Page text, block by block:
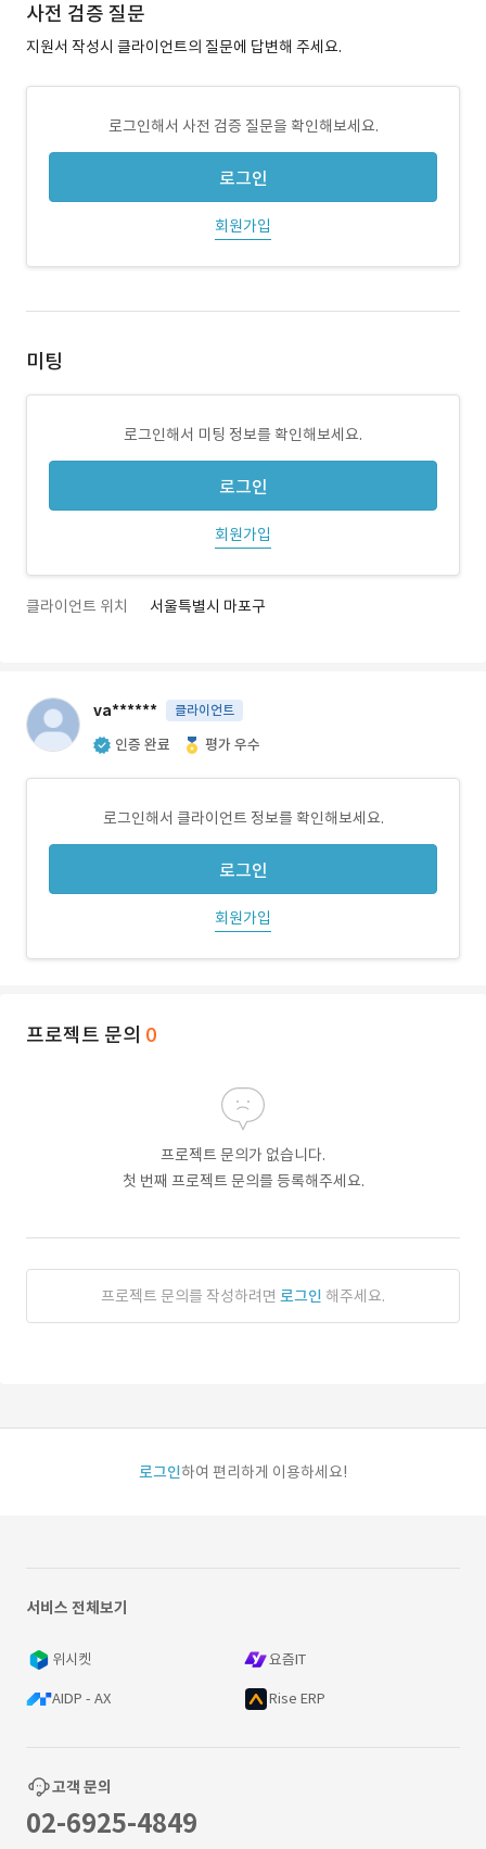
사전 검증 질문
지원서 작성시 클라이언트의 질문에 답변해 주세요.
로그인해서 사전 검증 질문을 확인해보세요.
로그인
회원가입
미팅
로그인해서 미팅 정보를 확인해보세요.
로그인
회원가입
클라이언트 위치 서울특별시 마포구
va****** 클라이언트
인증 완료 평가 우수
로그인해서 클라이언트 정보를 확인해보세요.
로그인
회원가입
프로젝트 문의 0
프로젝트 문의가 없습니다.
첫 번째 프로젝트 문의를 등록해주세요.
프로젝트 문의를 작성하려면 로그인 해주세요.
로그인하여 편리하게 이용하세요!
서비스 전체보기
위시켓 요즘IT
AIDP - AX Rise ERP
고객 문의
02-6925-4849